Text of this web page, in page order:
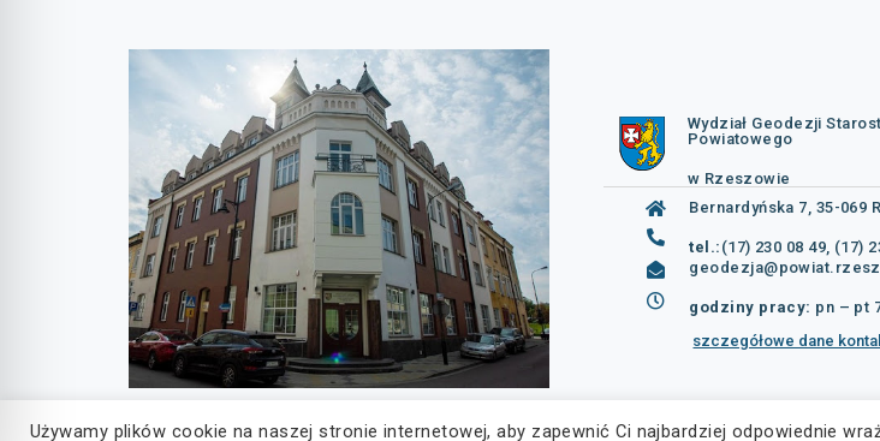
Wydział Geodezji
Powiatowego
w Rzeszowie
Bernardyńska 7, 35-069
tel.: (17) 230 08 49, (17)
godziny pracy: pn – pt
szczegółowe dane
© Copyright 2022, Wszelkie prawa zastrzeżone
Używamy plików cookie na naszej stronie internetowej, aby zapewnić Ci najbardziej odpowiednie